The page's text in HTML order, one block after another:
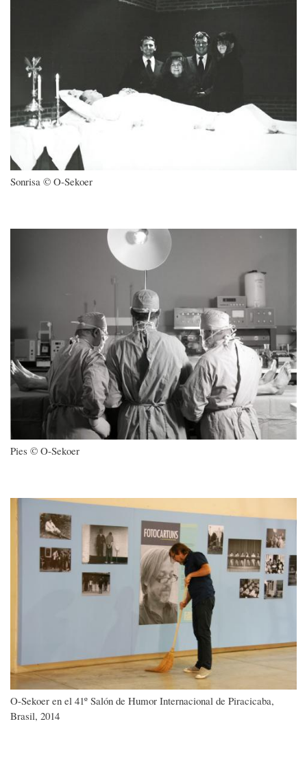
Sonrisa © O-Sekoer
Pies © O-Sekoer
O-Sekoer en el 41º Salón de Humor Internacional de Piracicaba,
Brasil, 2014